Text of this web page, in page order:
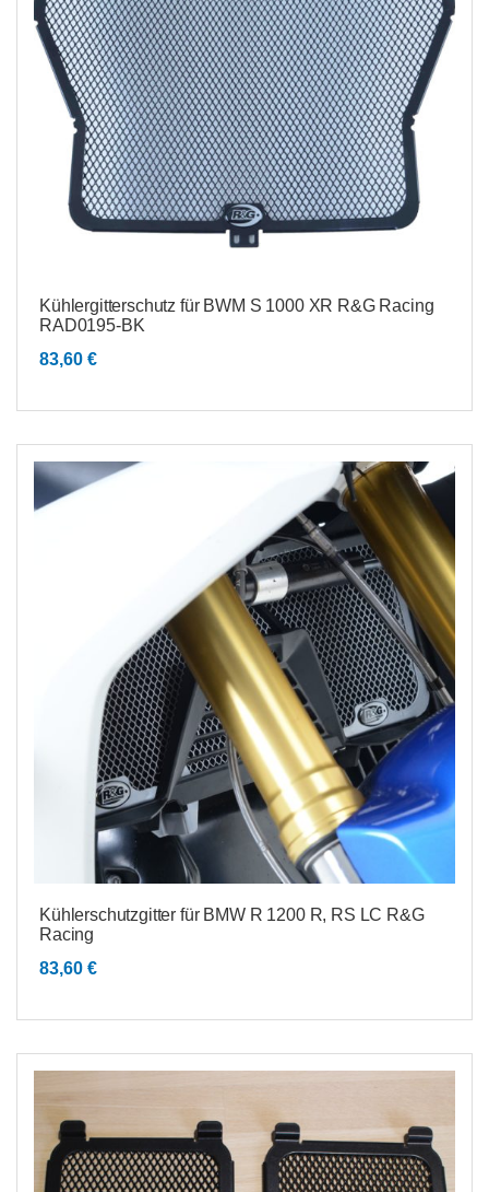
Kühlergitterschutz für BWM S 1000 XR R&G Racing
RAD0195-BK
83,60 €
Kühlerschutzgitter für BMW R 1200 R, RS LC R&G
Racing
83,60 €